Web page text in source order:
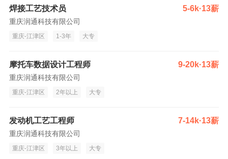
焊接工艺技术员 5-6k·13薪
重庆润通科技有限公司
重庆-江津区 1-3年 大专
摩托车数据设计工程师 9-20k·13薪
重庆润通科技有限公司
重庆-江津区 2年以上 大专
发动机工艺工程师 7-14k·13薪
重庆润通科技有限公司
重庆-江津区 3年以上 大专